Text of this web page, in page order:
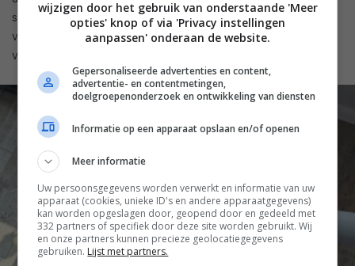
stonden updates klaar. Kijk dus regelmatig even in de app
voor een update, maar eenmaal goed ingesteld zal je de app
verder niet nodig hebben.
wijzigen door het gebruik van onderstaande 'Meer
opties' knop of via 'Privacy instellingen
aanpassen' onderaan de website.
Gepersonaliseerde advertenties en content,
advertentie- en contentmetingen,
doelgroepenonderzoek en ontwikkeling van diensten
Informatie op een apparaat opslaan en/of openen
Meer informatie
Uw persoonsgegevens worden verwerkt en informatie van uw
apparaat (cookies, unieke ID's en andere apparaatgegevens)
kan worden opgeslagen door, geopend door en gedeeld met
332 partners of specifiek door deze site worden gebruikt. Wij
en onze partners kunnen precieze geolocatiegegevens
gebruiken. Lijst met partners.